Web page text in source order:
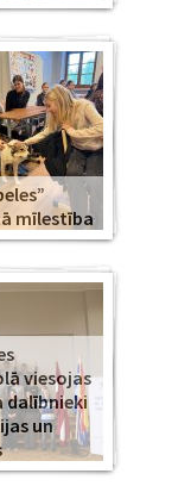
mīlestība
viesojas
dalībnieki
un